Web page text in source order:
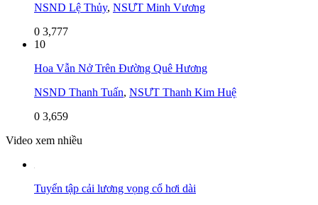
NSND Lệ Thủy, NSƯT Minh Vương
0 3,777
10
Hoa Vẫn Nở Trên Đường Quê Hương
NSND Thanh Tuấn, NSƯT Thanh Kim Huệ
0 3,659
Video xem nhiều
Tuyển tập cải lương vọng cổ hơi dài